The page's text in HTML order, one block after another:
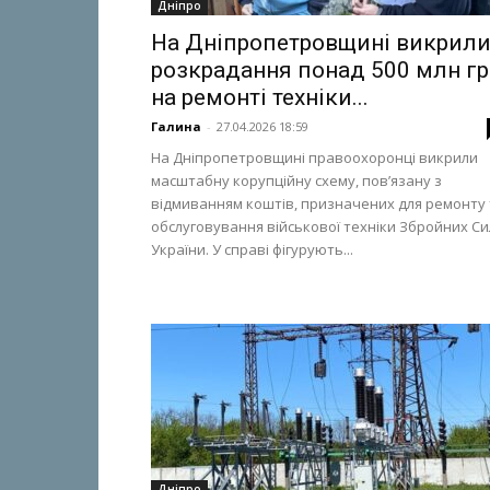
Дніпро
На Дніпропетровщині викрили
розкрадання понад 500 млн
на ремонті техніки...
Галина - 27.04.2026 18:59
На Дніпропетровщині правоохоронці викрили
масштабну корупційну схему, пов’язану з
відмиванням коштів, призначених для ремонту
обслуговування військової техніки Збройних
України. У справі фігурують...